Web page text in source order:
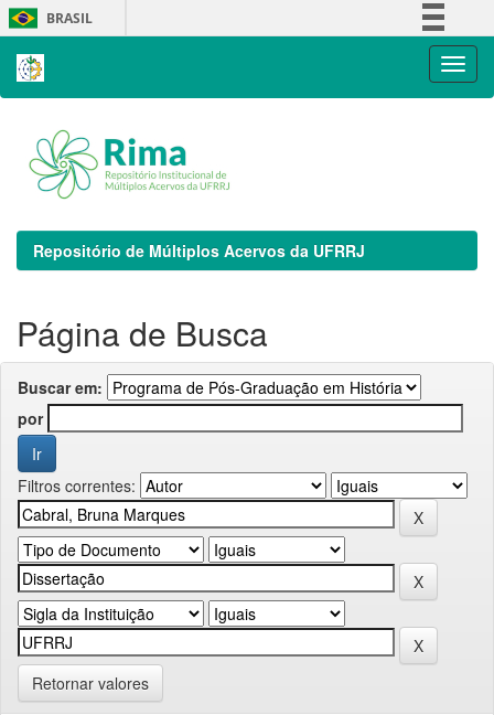
Skip
navigation
BRASIL
Repositório de Múltiplos Acervos da UFRRJ
Página de Busca
Buscar em:
por
Filtros correntes:
Retornar valores